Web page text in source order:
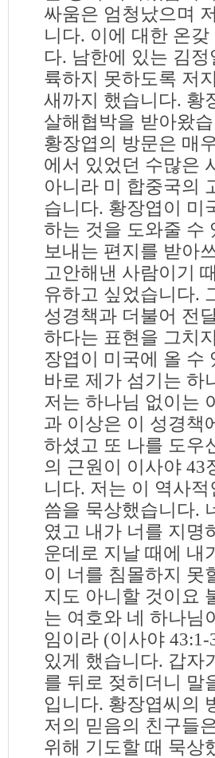
싸움은 엄청났으며
니다. 이에 대한 온
다. 남한에 있는 김
륙하지 못하도록 저
새까지 했습니다. 황
살해협박을 받아왔
황장엽의 방문은 매
에서 있었던 수많은
아니라 미 합중국의
습니다. 황장엽이 미
하는 것을 도와줄 수
보내는 편지를 받아
고안해낸 사람이기
유하고 싶었습니다.
성경책과 더불어 전
하다는 표현을 그치
장엽이 미국에 올 수
바로 제가 섬기는 하
저는 하나님 없이는
과 이상은 이 성경책
하셨고 또 나를 도우
의 근원이 이사야 43
니다. 저는 이 역사
씀을 묵상했습니다.
였고 내가 너를 지명
운데로 지날 때에 내
이 너를 침몰하지 못
지도 아니할 것이요
는 여호와 네 하나님
임이라 (이사야
있게 했습니다. 갑자
를 뒤로 젖히더니 말
입니다. 황장엽씨의
저의 믿음의 친구들
위해 기도할 때 묵상